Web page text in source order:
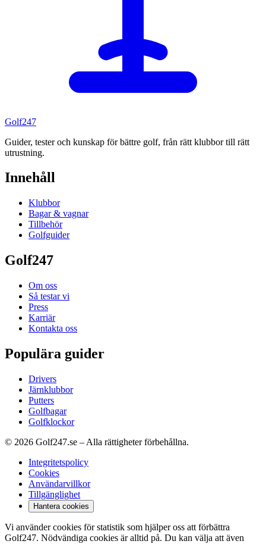
Golf247
Guider, tester och kunskap för bättre golf, från rätt klubbor till rätt
utrustning.
Innehåll
Klubbor
Bagar & vagnar
Tillbehör
Golfguider
Golf247
Om oss
Så testar vi
Press
Karriär
Kontakta oss
Populära guider
Drivers
Järnklubbor
Putters
Golfbagar
Golfklockor
© 2026 Golf247.se – Alla rättigheter förbehållna.
Integritetspolicy
Cookies
Användarvillkor
Tillgänglighet
Hantera cookies
Vi använder cookies för statistik som hjälper oss att förbättra
Golf247. Nödvändiga cookies är alltid på. Du kan välja att även